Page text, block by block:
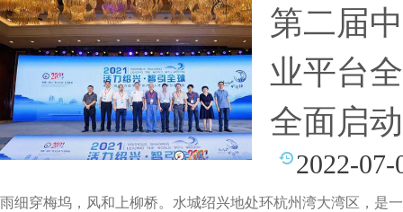
第二届
业平台
全面启动
2022-07-
雨细穿梅坞，风和上柳桥。水城绍兴地处环杭州湾大湾区，是